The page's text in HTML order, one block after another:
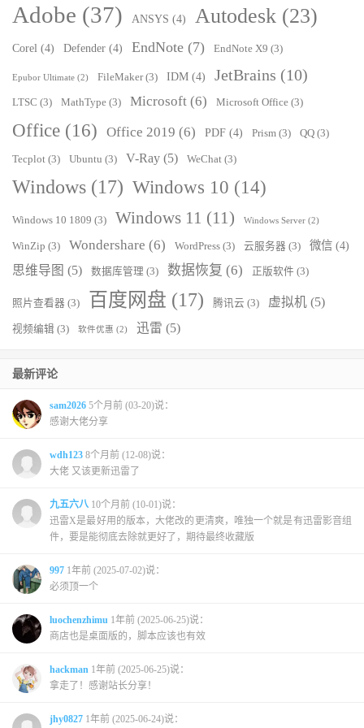
Adobe (37) ANSYS (4) Autodesk (23)
Corel (4) Defender (4) EndNote (7) EndNote X9 (3)
Epubor Ultimate (2) FileMaker(3) IDM (4) JetBrains (10)
LTSC (3) MathType (3) Microsoft (6) Microsoft Office (3)
Office (16) Office 2019 (6) PDF (4) Prism (3) QQ (3)
Tecplot (3) Ubuntu (3) V-Ray (5) WeChat (3)
Windows (17) Windows 10 (14)
Windows 10 1809 (3) Windows 11 (11) Windows Server (2)
WinZip (3) Wondershare (6) WordPress (3) 云服务器 (3) 微信 (4)
思维导图 (5) 数据库管理 (3) 数据恢复 (6) 正版软件 (3)
照片查看器 (3) 百度网盘 (17) 腾讯云 (3) 虚拟机 (5)
视频编辑 (3) 软件优惠 (2) 迅雷 (5)
最新评论
sam2026 5个月前 (03-20)说：
感谢大佬分享
wdh123 8个月前 (12-08)说：
大佬 又该更新迅雷了
九五六八 10个月前 (10-01)说：
迅雷X是最好用的版本，大佬改的更清爽，唯独一个就是有迅雷影音组
件，要是能彻底去除就更好了，期待最终收藏版
997 1年前 (2025-07-02)说：
必须顶一个
luochenzhimu 1年前 (2025-06-25)说：
商店也是桌面版的，脚本应该也有效
hackman 1年前 (2025-06-25)说：
拿走了！感谢站长分享！
jhy0827 1年前 (2025-06-24)说：